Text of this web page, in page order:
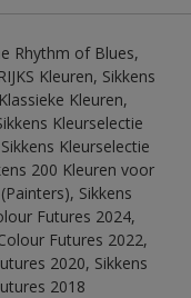
Rhythm of Blues,
Kleuren, Sikkens
Kleuren,
Kleurselectie
Kleurselectie
200 Kleuren voor
Sikkens
Futures 2024,
Futures 2022,
2020, Sikkens
2018